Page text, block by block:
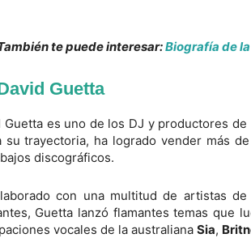
te puede interesar:Biografía de
Guetta
Guetta es uno de los DJ y productores
su trayectoria, ha logrado vender más de
discográficos.
con una multitud de artistas
Guetta lanzó flamantes temas que
vocales de la australiana Sia,